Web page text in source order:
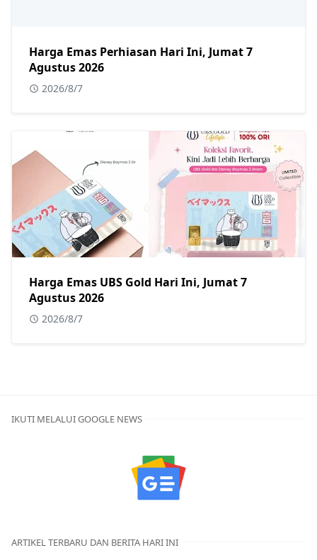
Harga Emas Perhiasan Hari Ini, Jumat 7
Agustus 2026
2026/8/7
Harga Emas UBS Gold Hari Ini, Jumat 7
Agustus 2026
2026/8/7
IKUTI MELALUI GOOGLE NEWS
ARTIKEL TERBARU DAN BERITA HARI INI